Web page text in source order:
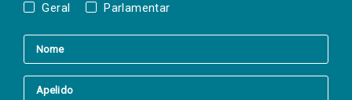
Geral Parlamentar